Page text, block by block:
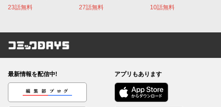
23話無料 27話無料 10話無料
コミックDAYS
最新情報を配信中!
編集部ブログ
アプリもあります